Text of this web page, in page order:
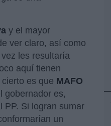
y el mayor
ver claro, así como
les resultaría
aquí tienen
es que MAFO
gobernador es,
PP. Si logran sumar
un